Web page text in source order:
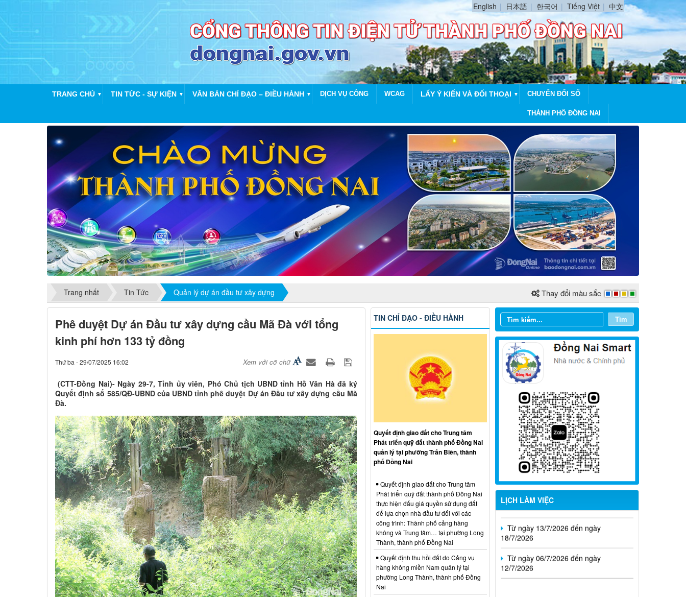
English 日本語 한국어 Tiếng Việt 中文
TRANG CHỦ ▼ TIN TỨC - SỰ KIỆN ▼ VĂN BẢN CHỈ ĐẠO – ĐIỀU HÀNH ▼ DỊCH VỤ CÔNG WCAG LẤY Ý KIẾN VÀ ĐỐI THOẠI ▼ CHUYỂN ĐỔI SỐ
THÀNH PHỐ ĐỒNG NAI
Trang nhất Tin Tức Quản lý dự án đầu tư xây dựng Thay đổi màu sắc
Phê duyệt Dự án Đầu tư xây dựng cầu Mã Đà với tổng
kinh phí hơn 133 tỷ đồng
Thứ ba - 29/07/2025 16:02 Xem với cỡ chữ
(CTT-Đồng Nai)- Ngày 29-7, Tỉnh ủy viên, Phó Chủ tịch UBND tỉnh Hồ Văn Hà đã ký
Quyết định số 585/QĐ-UBND của UBND tỉnh phê duyệt Dự án Đầu tư xây dựng cầu Mã
Đà.
Tìm
LỊCH LÀM VIỆC
Từ ngày 03/8/2026 đến ngày
09/8/2026
Từ ngày 27/7/2026 đến ngày
02/8/2026
Từ ngày 20/7/2026 đến ngày
26/7/2026
18/7/2026
12/7/2026
TIN CHỈ ĐẠO - ĐIỀU HÀNH
Quyết định giao đất cho Trung tâm
Phát triển quỹ đất thành phố Đồng Nai
quản lý tại phường Trấn Biên, thành
phố Đồng Nai
Quyết định giao đất cho Trung tâm
Phát triển quỹ đất thành phố Đồng Nai
thực hiện đấu giá quyền sử dụng đất
để lựa chọn nhà đầu tư đối với các
công trình: Thành phố cảng hàng
không và Trung tâm… tại phường Long
Thành, thành phố Đồng Nai
Quyết định thu hồi đất do Cảng vụ
hàng không miền Nam quản lý tại
phường Long Thành, thành phố Đồng
Nai